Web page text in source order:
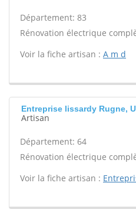
Département: 83
Rénovation électrique
Voir la fiche artisan : A m d
Entreprise lissardy Rugne,
Artisan
Département: 64
Rénovation électrique
Voir la fiche artisan :